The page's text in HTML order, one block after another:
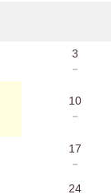
3
－
10
－
17
－
24